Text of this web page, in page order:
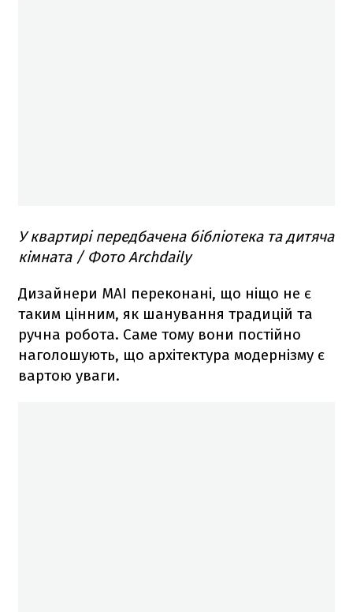
У квартирі передбачена бібліотека та дитяча
кімната / Фото Archdaily
Дизайнери МАІ переконані, що ніщо не є
таким цінним, як шанування традицій та
ручна робота. Саме тому вони постійно
наголошують, що архітектура модернізму є
вартою уваги.